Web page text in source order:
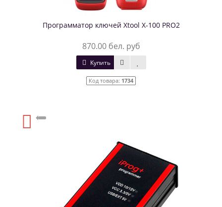
Программатор ключей Xtool X-100 PRO2
870.00 бел. руб
Купить
Код товара: 1734